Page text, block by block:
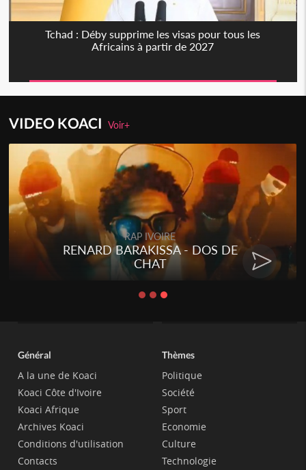
Tchad : Déby supprime les visas pour tous les
Africains à partir de 2027
VIDEO KOACIVoir+
Togo
- ÉTÉRÉRÉ YILIM -
Général
A la une de Koaci
Koaci Côte d'Ivoire
Koaci Afrique
Archives Koaci
Conditions d'utilisation
Contacts
Thèmes
Politique
Société
Sport
Economie
Culture
Technologie